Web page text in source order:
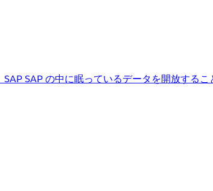
SAPSAP の中に眠っているデータを開放する